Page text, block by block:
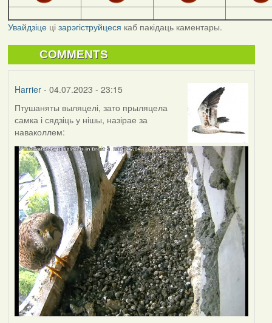
Увайдзіцеці зарэгіструйцеся каб пакідаць каментары.
COMMENTS
Harrier- 04.07.2023 - 23:15
Птушаняты выляцелі, зато прыляцела
самка і сядзіць у нішы, назірае за
наваколлем: